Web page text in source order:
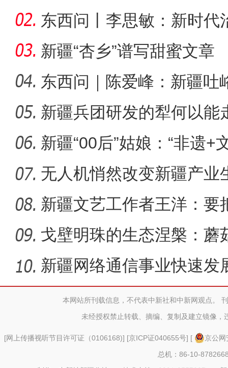
第一师六团西梅进
镜头下的六团：从田间到地
东西问丨李思敏：新时代
新疆“杏乡”谱写甜蜜文章
东西问｜陈爱峰：新疆吐
汇见证
新疆兵团研发的犁何以能
新疆“00后”姑娘：“非遗+
无人机悄然改变新疆产业
新疆文艺工作者王洋：要
多人听
戈壁明珠的生态涅槃：蘑
战
新疆网络通信事业快速发
距离本网站所刊载信息，不代表中新社和中新网观点。
未经授权禁止转载、摘编、复制及建立镜像，
[网上传播视听节目许可证（0106168)] [京ICP证040655号] [
京公
总机：86-10-